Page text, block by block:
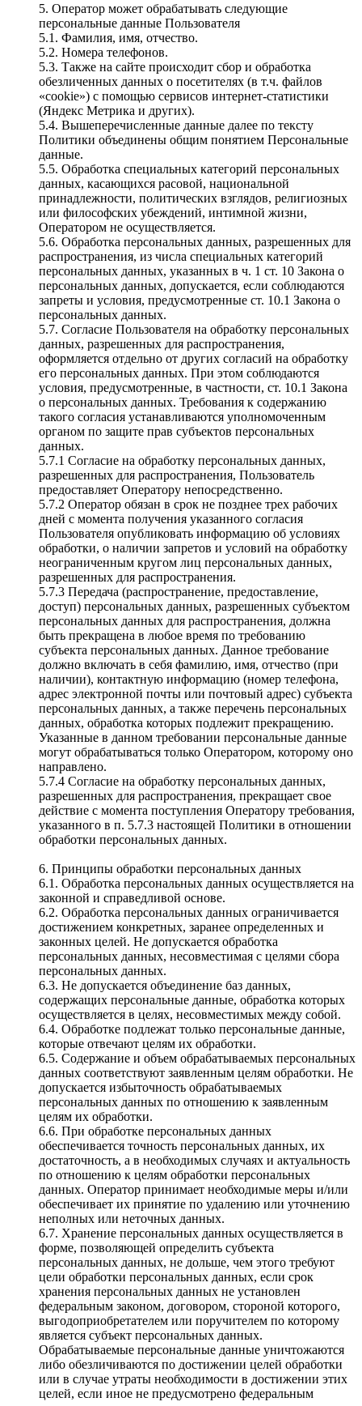
5. Оператор может обрабатывать следующие
персональные данные Пользователя
5.1. Фамилия, имя, отчество.
5.2. Номера телефонов.
5.3. Также на сайте происходит сбор и обработка
обезличенных данных о посетителях (в т.ч. файлов
«cookie») с помощью сервисов интернет-статистики
(Яндекс Метрика и других).
5.4. Вышеперечисленные данные далее по тексту
Политики объединены общим понятием Персональные
данные.
5.5. Обработка специальных категорий персональных
данных, касающихся расовой, национальной
принадлежности, политических взглядов, религиозных
или философских убеждений, интимной жизни,
Оператором не осуществляется.
5.6. Обработка персональных данных, разрешенных для
распространения, из числа специальных категорий
персональных данных, указанных в ч. 1 ст. 10 Закона о
персональных данных, допускается, если соблюдаются
запреты и условия, предусмотренные ст. 10.1 Закона о
персональных данных.
5.7. Согласие Пользователя на обработку персональных
данных, разрешенных для распространения,
оформляется отдельно от других согласий на обработку
его персональных данных. При этом соблюдаются
условия, предусмотренные, в частности, ст. 10.1 Закона
о персональных данных. Требования к содержанию
такого согласия устанавливаются уполномоченным
органом по защите прав субъектов персональных
данных.
5.7.1 Согласие на обработку персональных данных,
разрешенных для распространения, Пользователь
предоставляет Оператору непосредственно.
5.7.2 Оператор обязан в срок не позднее трех рабочих
дней с момента получения указанного согласия
Пользователя опубликовать информацию об условиях
обработки, о наличии запретов и условий на обработку
неограниченным кругом лиц персональных данных,
разрешенных для распространения.
5.7.3 Передача (распространение, предоставление,
доступ) персональных данных, разрешенных субъектом
персональных данных для распространения, должна
быть прекращена в любое время по требованию
субъекта персональных данных. Данное требование
должно включать в себя фамилию, имя, отчество (при
наличии), контактную информацию (номер телефона,
адрес электронной почты или почтовый адрес) субъекта
персональных данных, а также перечень персональных
данных, обработка которых подлежит прекращению.
Указанные в данном требовании персональные данные
могут обрабатываться только Оператором, которому оно
направлено.
5.7.4 Согласие на обработку персональных данных,
разрешенных для распространения, прекращает свое
действие с момента поступления Оператору требования,
указанного в п. 5.7.3 настоящей Политики в отношении
обработки персональных данных.
6. Принципы обработки персональных данных
6.1. Обработка персональных данных осуществляется на
законной и справедливой основе.
6.2. Обработка персональных данных ограничивается
достижением конкретных, заранее определенных и
законных целей. Не допускается обработка
персональных данных, несовместимая с целями сбора
персональных данных.
6.3. Не допускается объединение баз данных,
содержащих персональные данные, обработка которых
осуществляется в целях, несовместимых между собой.
6.4. Обработке подлежат только персональные данные,
которые отвечают целям их обработки.
6.5. Содержание и объем обрабатываемых персональных
данных соответствуют заявленным целям обработки. Не
допускается избыточность обрабатываемых
персональных данных по отношению к заявленным
целям их обработки.
6.6. При обработке персональных данных
обеспечивается точность персональных данных, их
достаточность, а в необходимых случаях и актуальность
по отношению к целям обработки персональных
данных. Оператор принимает необходимые меры и/или
обеспечивает их принятие по удалению или уточнению
неполных или неточных данных.
6.7. Хранение персональных данных осуществляется в
форме, позволяющей определить субъекта
персональных данных, не дольше, чем этого требуют
цели обработки персональных данных, если срок
хранения персональных данных не установлен
федеральным законом, договором, стороной которого,
выгодоприобретателем или поручителем по которому
является субъект персональных данных.
Обрабатываемые персональные данные уничтожаются
либо обезличиваются по достижении целей обработки
или в случае утраты необходимости в достижении этих
целей, если иное не предусмотрено федеральным